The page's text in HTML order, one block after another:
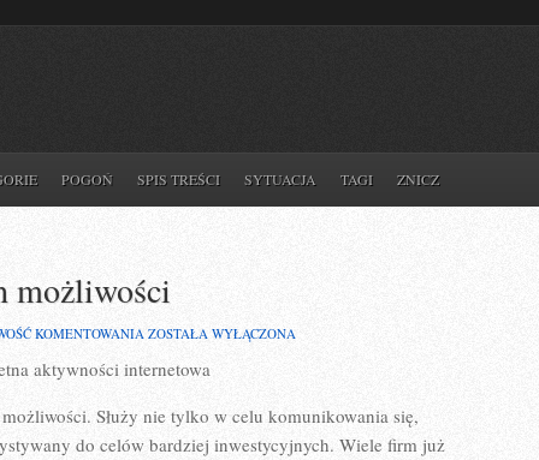
POGOŃ SPIS TREŚCI SYTUACJA TAGI ZNICZ
możliwości
KOMENTOWANIA INTERNET
ŚWIAT
ZOSTAŁA WYŁĄCZONA
aktywności internetowa
Służy nie tylko w celu komunikowania się,
do celów bardziej inwestycyjnych. Wiele firm już